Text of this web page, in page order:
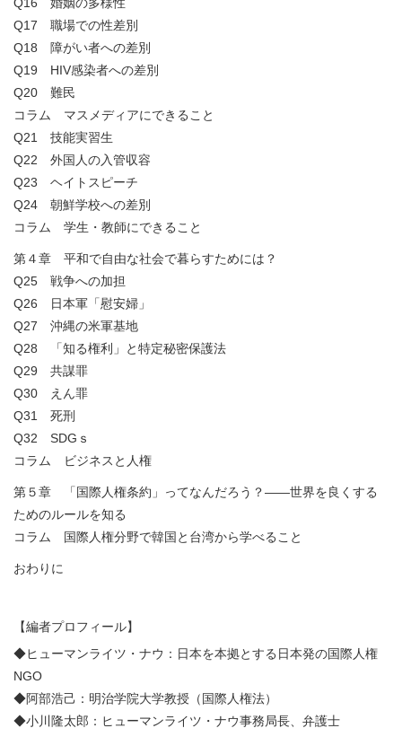
Q17 職場での性差別
Q18 障がい者への差別
Q19 HIV感染者への差別
Q20 難民
コラム マスメディアにできること
Q21 技能実習生
Q22 外国人の入管収容
Q23 ヘイトスピーチ
Q24 朝鮮学校への差別
コラム 学生・教師にできること
第４章 平和で自由な社会で暮らすためには？
Q25 戦争への加担
Q26 日本軍「慰安婦」
Q27 沖縄の米軍基地
Q28 「知る権利」と特定秘密保護法
Q29 共謀罪
Q30 えん罪
Q31 死刑
Q32 SDGｓ
コラム ビジネスと人権
第５章 「国際人権条約」ってなんだろう？――世界を良くする
ためのルールを知る
コラム 国際人権分野で韓国と台湾から学べること
おわりに
【編者プロフィール】
◆ヒューマンライツ・ナウ：日本を本拠とする日本発の国際人権
NGO
◆阿部浩己：明治学院大学教授（国際人権法）
◆小川隆太郎：ヒューマンライツ・ナウ事務局長、弁護士